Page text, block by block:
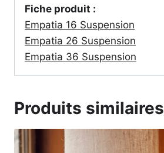
Fiche produit :
Empatia 16 Suspension
Empatia 26 Suspension
Empatia 36 Suspension
Produits similaires